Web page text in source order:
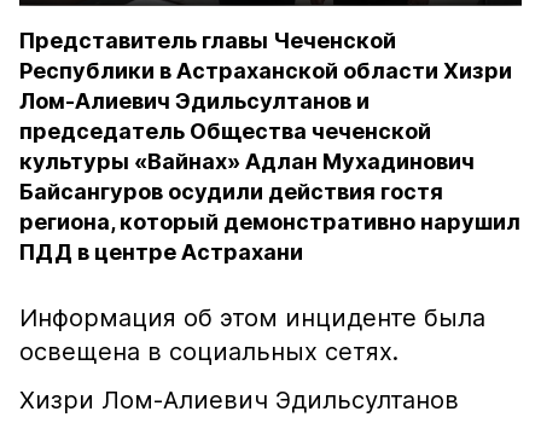
Представитель главы Чеченской
Республики в Астраханской области Хизри
Лом-Алиевич Эдильсултанов и
председатель Общества чеченской
культуры «Вайнах» Адлан Мухадинович
Байсангуров осудили действия гостя
региона, который демонстративно нарушил
ПДД в центре Астрахани
Информация об этом инциденте была
освещена в социальных сетях.
Хизри Лом-Алиевич Эдильсултанов